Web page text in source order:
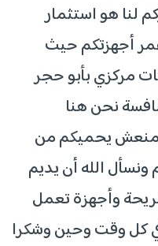
لنا هو استثمار
أجهزتكم حيث
مركزي بأبو حجر
نحن هنا
يحميكم من
الله أن يديم
وأجهزة تعمل
كل وقت وحين وشكرا